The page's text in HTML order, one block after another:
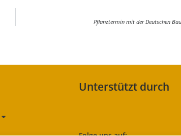
Pflanztermin mit der Deutschen
Unterstützt durch